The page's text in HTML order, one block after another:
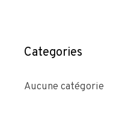
Categories
Aucune catégorie